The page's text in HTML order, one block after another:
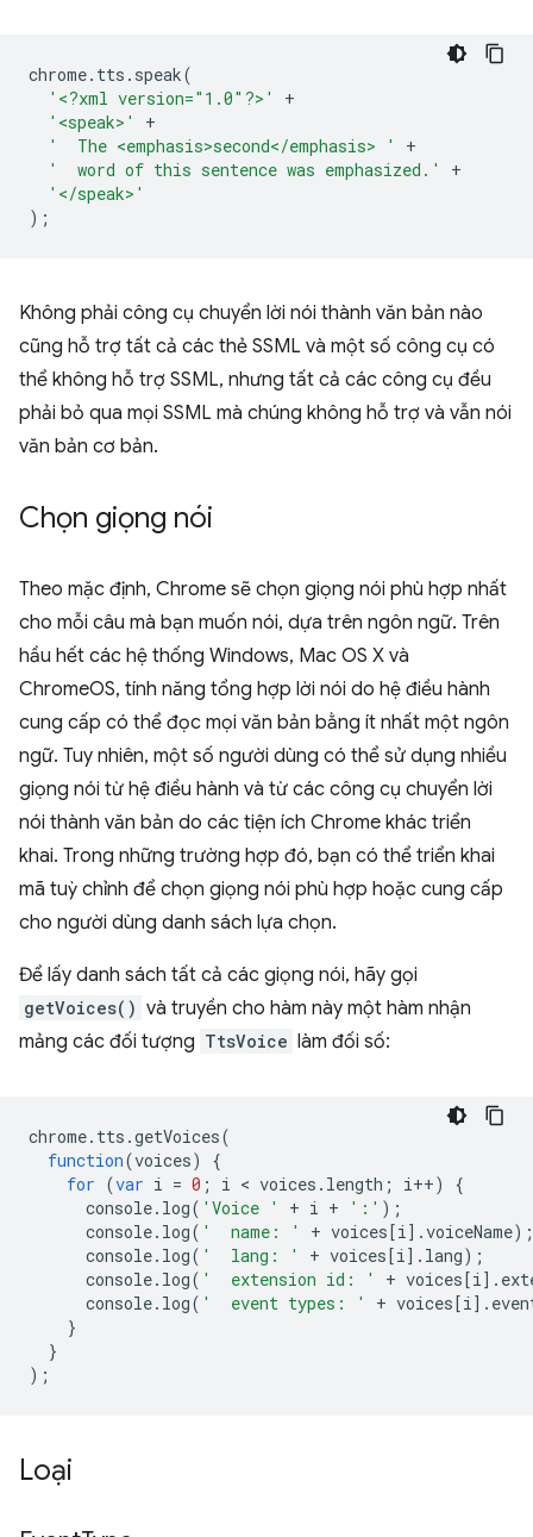
chrome. tts . speak(
'<?xml version="1.0"?>'
+
'<speak>'
+
'  The <emphasis>second</emphasis> '
+
'  word of this sentence was emphasized.'
+
'</speak>'
);
Không phải công cụ chuyển lời nói thành văn bản nào
cũng hỗ trợ tất cả các thẻ SSML và một số công cụ có
thể không hỗ trợ SSML, nhưng tất cả các công cụ đều
phải bỏ qua mọi SSML mà chúng không hỗ trợ và vẫn nói
văn bản cơ bản.
Chọn giọng nói
Theo mặc định, Chrome sẽ chọn giọng nói phù hợp nhất
cho mỗi câu mà bạn muốn nói, dựa trên ngôn ngữ. Trên
hầu hết các hệ thống Windows, Mac OS X và
ChromeOS, tính năng tổng hợp lời nói do hệ điều hành
cung cấp có thể đọc mọi văn bản bằng ít nhất một ngôn
ngữ. Tuy nhiên, một số người dùng có thể sử dụng nhiều
giọng nói từ hệ điều hành và từ các công cụ chuyển lời
nói thành văn bản do các tiện ích Chrome khác triển
khai. Trong những trường hợp đó, bạn có thể triển khai
mã tuỳ chỉnh để chọn giọng nói phù hợp hoặc cung cấp
cho người dùng danh sách lựa chọn.
Để lấy danh sách tất cả các giọng nói, hãy gọi
getVoices() và truyền cho hàm này một hàm nhận
mảng các đối tượng TtsVoice làm đối số:
chrome. tts .getVoices(
function(voices)
{
for (var i = 0 ; i < voices . length ; i++)
{
console. log( 'Voice ' + i + ':' );
console. log( '  name: ' + voices[i].voiceName);
console. log( '  lang: ' + voices[i]. lang);
console. log( '  extension id: ' + voices[i].
console. log( '  event types: ' + voices[i].
}
}
);
Loại